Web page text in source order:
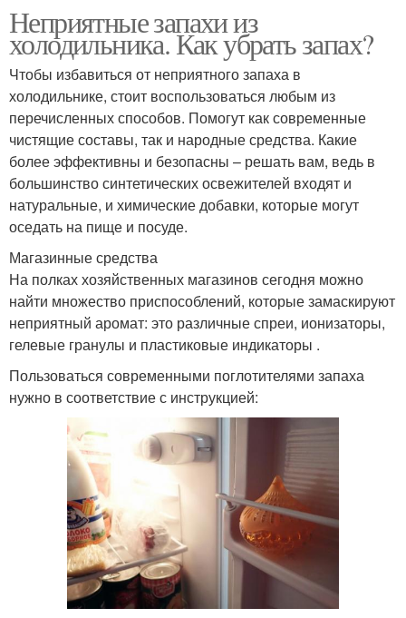
Неприятные запахи из
холодильника. Как убрать запах?
Чтобы избавиться от неприятного запаха в
холодильнике, стоит воспользоваться любым из
перечисленных способов. Помогут как современные
чистящие составы, так и народные средства. Какие
более эффективны и безопасны – решать вам, ведь в
большинство синтетических освежителей входят и
натуральные, и химические добавки, которые могут
оседать на пище и посуде.
Магазинные средства
На полках хозяйственных магазинов сегодня можно
найти множество приспособлений, которые замаскируют
неприятный аромат: это различные спреи, ионизаторы,
гелевые гранулы и пластиковые индикаторы .
Пользоваться современными поглотителями запаха
нужно в соответствие с инструкцией: